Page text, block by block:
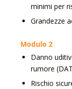
minimi per
Grandezze
Modulo 2
Danno
rumore
Rischio